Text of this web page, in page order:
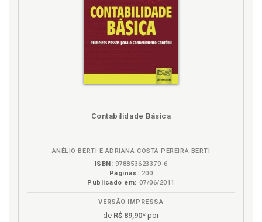
Contabilidade Básica
ANÉLIO BERTI E ADRIANA COSTA PEREIRA BERTI
ISBN: 978853623379-6
Páginas: 200
Publicado em: 07/06/2011
VERSÃO IMPRESSA
de R$ 89,90* por